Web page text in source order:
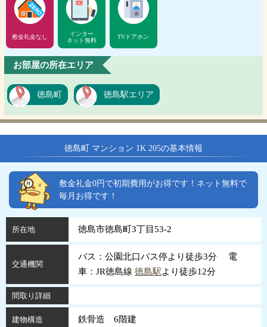
敷金礼金なし
インター
ネット無料
TVドアホン
お部屋の所在エリア
徳島町 徳島駅エリア
徳島町 マンション 1K 205の基本情報
敷金礼金0円で初期費用がお得です！ネット無料で
毎月お得です！
所在地 徳島市徳島町3丁目53-2
交通機関
バス：公園北口バス停より徒歩3分 電
車：JR徳島線 徳島駅より徒歩12分
間取り詳細
建物構造 鉄骨造 6階建